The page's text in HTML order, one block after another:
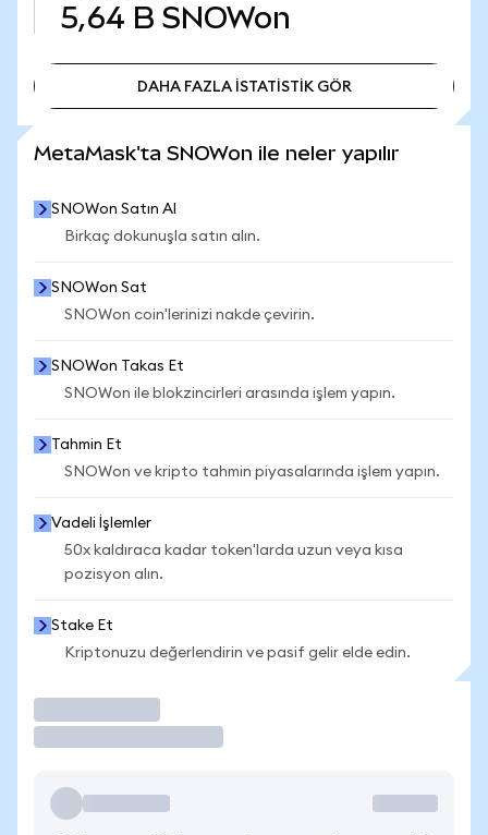
5,64 B SNOWon
DAHA FAZLA İSTATİSTİK GÖR
MetaMask'ta SNOWon ile neler yapılır
SNOWon Satın Al
Birkaç dokunuşla satın alın.
SNOWon Sat
SNOWon coin'lerinizi nakde çevirin.
SNOWon Takas Et
SNOWon ile blokzincirleri arasında işlem yapın.
Tahmin Et
SNOWon ve kripto tahmin piyasalarında işlem yapın.
Vadeli İşlemler
50x kaldıraca kadar token'larda uzun veya kısa
pozisyon alın.
Stake Et
Kriptonuzu değerlendirin ve pasif gelir elde edin.